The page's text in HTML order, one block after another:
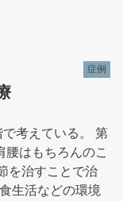
症例
考えている。 第
はもちろんのこ
を治すことで治
生活などの環境